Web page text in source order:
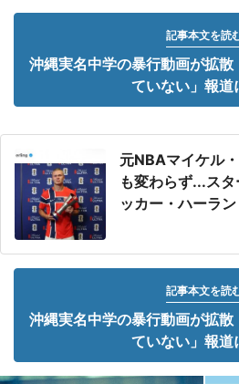
記事本文を読
沖縄実名中学の暴行動画が拡
ていない」報道
元NBAマイケル
も変わらず...ス
ッカー・ハーラ
記事本文を読
沖縄実名中学の暴行動画が拡
ていない」報道